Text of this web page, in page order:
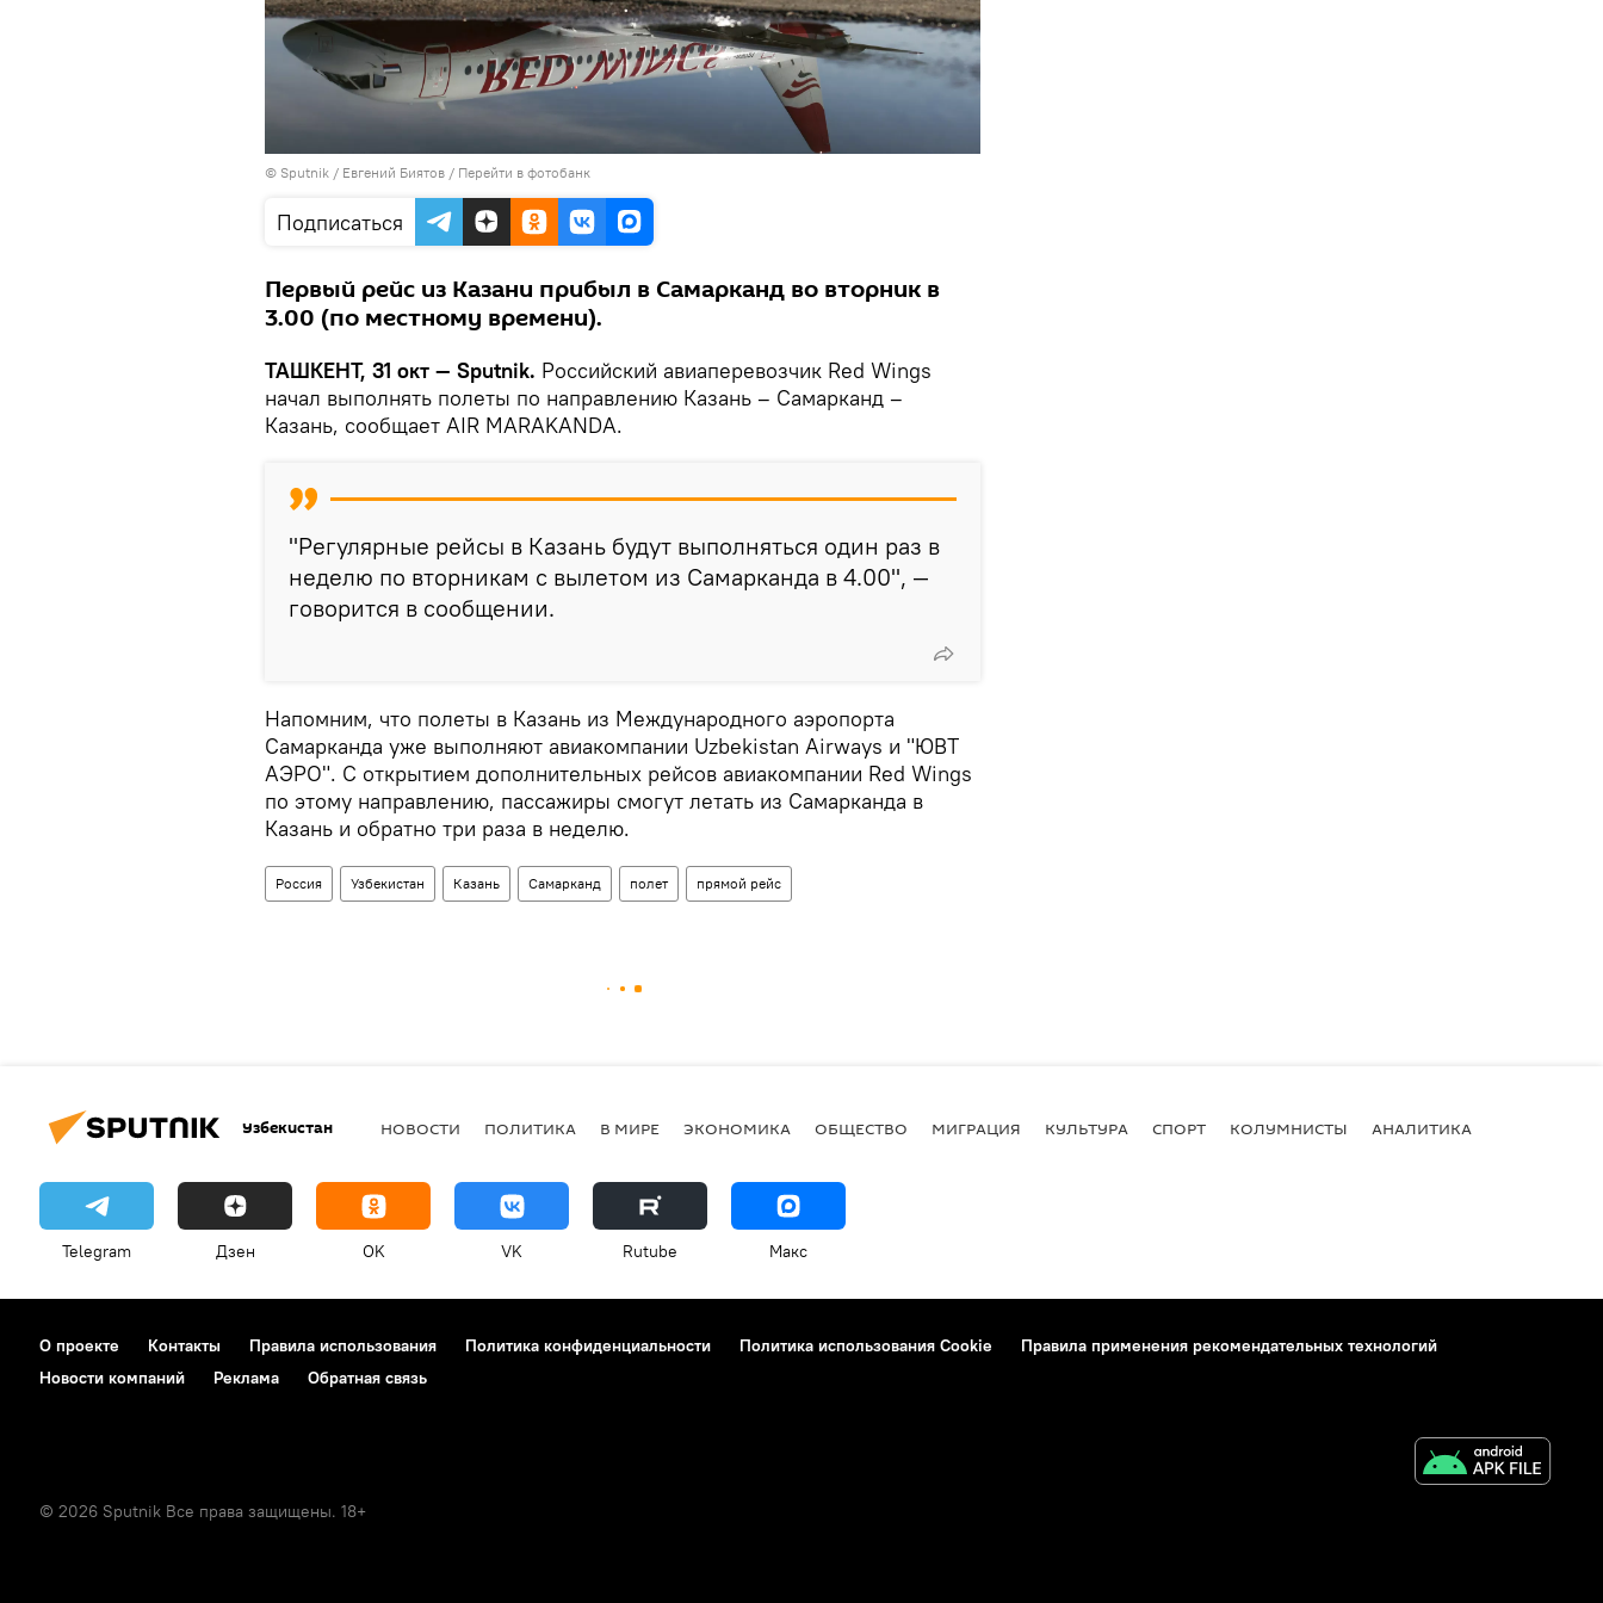
© Sputnik / Евгений Биятов / Перейти в фотобанк
Подписаться
Первый рейс из Казани прибыл в Самарканд во вторник в
3.00 (по местному времени).
ТАШКЕНТ, 31 окт — Sputnik. Российский авиаперевозчик Red Wings
начал выполнять полеты по направлению Казань – Самарканд –
Казань, сообщает AIR MARAKANDA.
"Регулярные рейсы в Казань будут выполняться один раз в
неделю по вторникам с вылетом из Самарканда в 4.00", —
говорится в сообщении.
Напомним, что полеты в Казань из Международного аэропорта
Самарканда уже выполняют авиакомпании Uzbekistan Airways и "ЮВТ
АЭРО". С открытием дополнительных рейсов авиакомпании Red Wings
по этому направлению, пассажиры смогут летать из Самарканда в
Казань и обратно три раза в неделю.
Россия Узбекистан Казань Самарканд полет прямой рейс
Узбекистан НОВОСТИ ПОЛИТИКА В МИРЕ ЭКОНОМИКА ОБЩЕСТВО МИГРАЦИЯ КУЛЬТУРА СПОРТ КОЛУМНИСТЫ АНАЛИТИКА
Telegram Дзен OK VK Rutube Макс
О проекте Контакты Правила использования Политика конфиденциальности Политика использования Cookie
Правила применения рекомендательных технологий
Новости компаний
Реклама Обратная связь
© 2026 Sputnik Все права защищены. 18+